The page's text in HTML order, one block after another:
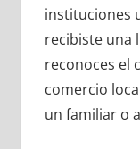
instituciones
recibiste una
reconoces el
comercio
un familiar ο